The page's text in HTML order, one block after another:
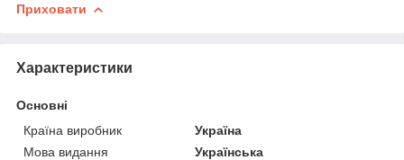
Приховати
Характеристики
Основні
Країна виробник
Україна
Мова видання
Українська